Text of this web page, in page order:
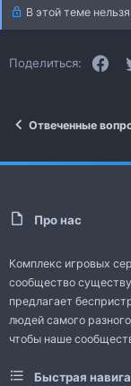
В этой теме
Поделиться:
Отвеченные
Про нас
Комплекс игровых
сообщество
предлагает
людей самого
чтобы наше
Быстрая